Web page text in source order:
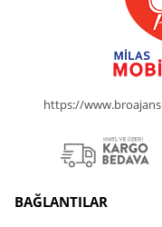
https://
BAĞLANTILAR